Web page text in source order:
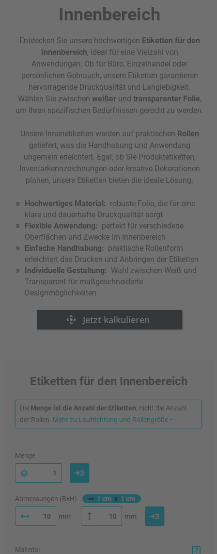
Innenbereich
Entdecken Sie unsere hochwertigen Etiketten für den
Innenbereich, ideal für eine Vielzahl von
Anwendungen. Ob für Büro, Einzelhandel oder
persönlichen Gebrauch, unsere Etiketten garantieren
hervorragende Druckqualität und Langlebigkeit.
Wählen Sie zwischen weißerund transparenter Folie,
um Ihren spezifischen Bedürfnissen gerecht zu werden.
Unsere Innenetiketten werden auf praktischen Rollen
geliefert, was die Handhabung und Anwendung
ungemein erleichtert. Egal, ob Sie Produktetiketten,
Inventarkennzeichnungen oder kreative Dekorationen
planen, unsere Etiketten bieten die ideale Lösung.
Hochwertiges Material
robuste Folie, die für eine
klare und dauerhafte Druckqualität sorgt
Flexible Anwendung
perfekt für verschiedene
Oberflächen und Zwecke im Innenbereich
Einfache Handhabung
praktische Rollenform
erleichtert das Drucken und Anbringen der Etiketten
Individuelle Gestaltung
Wahl zwischen Weiß und
Transparent für maßgeschneiderte
Designmöglichkeiten
Etiketten für den Innenbereich
Die Menge ist die Anzahl der Etiketten, nicht die Anzahl
der Rollen. Mehr zu Laufrichtung und Rollengröße
Menge
Material
Abmessungen (BxH) ➦ 1 cm x 1 cm
mm mm